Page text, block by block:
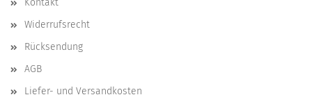
Kontakt
Widerrufsrecht
Rücksendung
AGB
Liefer- und Versandkosten